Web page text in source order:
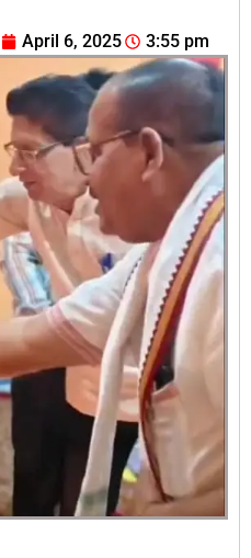
April 6, 2025 3:55 pm